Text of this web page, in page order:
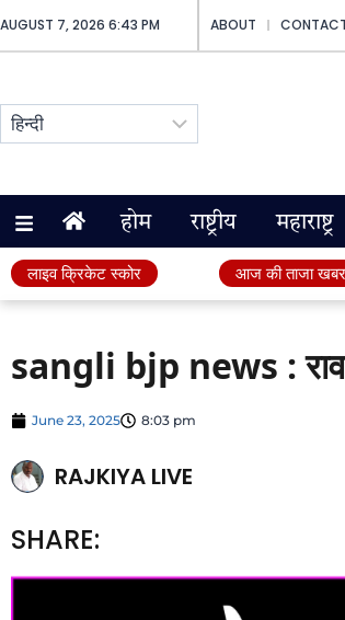
AUGUST 7, 2026 6:43 PM ABOUT
होम राष्ट्रीय महाराष्ट्र
लाइव क्रिकेट स्कोर आज की ताजा खबर
sangli bjp news :
June 23, 2025 8:03 pm
RAJKIYA LIVE
SHARE: